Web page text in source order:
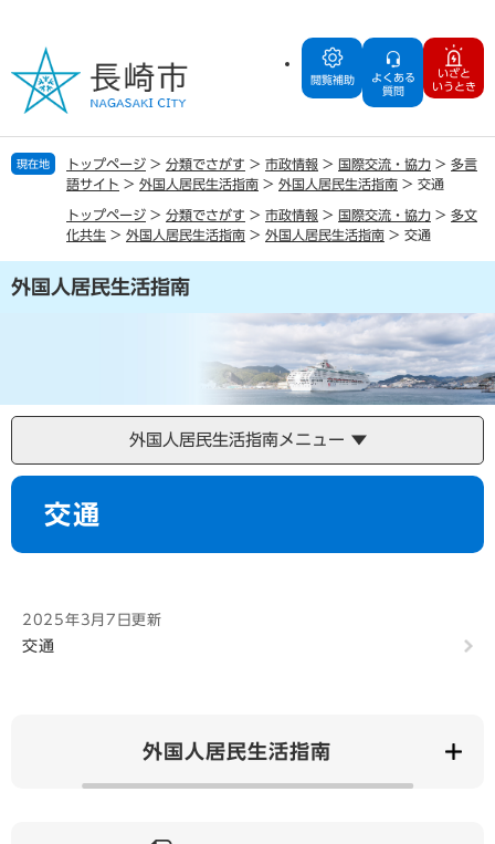
の
で
す
ー
ば
し
閲覧補助
よくある
質問
いざと
いうとき
現在地 トップページ > 分類でさがす > 市政情報 > 国際交流・協力 > 多言
語サイト > 外国人居民生活指南 > 外国人居民生活指南 > 交通
トップページ > 分類でさがす > 市政情報 > 国際交流・協力 > 多文
化共生 > 外国人居民生活指南 > 外国人居民生活指南 > 交通
外国人居民生活指南
外国人居民生活指南メニュー
本
交通
2025年3月7日更新
交通
外国人居民生活指南